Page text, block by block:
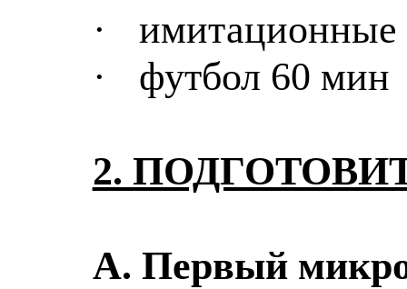
·
·
футбол 60 мин
2.
А. Первый